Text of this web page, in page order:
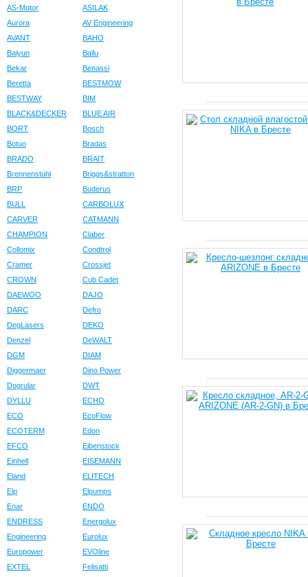
AS-Motor
ASILAK
Aurora
AV Engineering
AVANT
BAHO
Baiyun
Ballu
Bekar
Benassi
Beretta
BESTMOW
BESTWAY
BIM
BLACK&DECKER
BLUE AIR
BORT
Bosch
Botuo
Bradas
BRADO
BRAIT
Brennenstuhl
Briggs&stratton
BRP
Buderus
BULL
CARBOLUX
CARVER
CATMANN
CHAMPION
Claber
Collomix
Condtrol
Cramer
Crossjet
CROWN
Cub Cadet
DAEWOO
DAJO
DARC
Defro
DegLasers
DEKO
Denzel
DeWALT
DGM
DIAM
Diggermaer
Dino Power
Dogrular
DWT
DYLLU
ECHO
ECO
EcoFlow
ECOTERM
Edon
EFCO
Eibenstock
Einhell
EISEMANN
Eland
ELITECH
Elp
Elpumps
Enar
ENDO
ENDRESS
Energolux
Engineering
Eurolux
Europower
EVOline
EXTEL
Felisatti